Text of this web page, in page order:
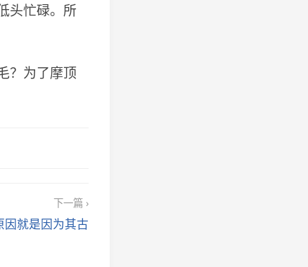
头忙碌。所
？为了摩顶
下一篇 ›
因就是因为其古